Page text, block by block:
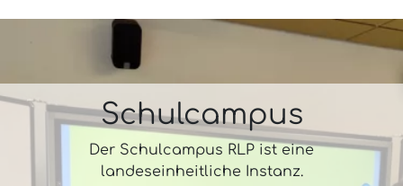
Schulcampus
Der Schulcampus RLP ist eine
landeseinheitliche Instanz.